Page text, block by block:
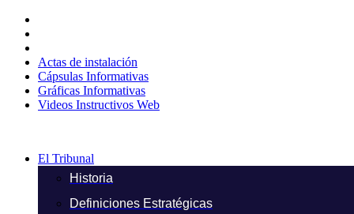
contenido
Actas de instalación
Cápsulas Informativas
Gráficas Informativas
Videos Instructivos Web
El Tribunal
Historia
Definiciones Estratégicas